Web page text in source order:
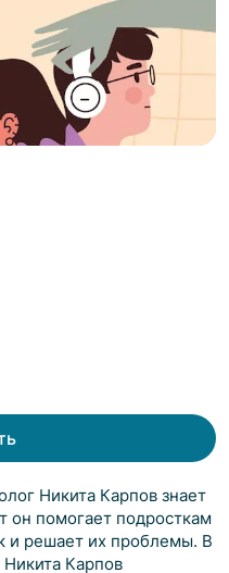
Никита Карпов знает
он помогает подросткам
и решает их проблемы. В
Карпов